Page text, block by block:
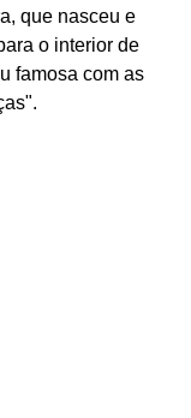
que nasceu e
o interior de
famosa com as